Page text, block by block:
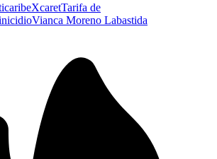
XcaretTarifa de
Vianca Moreno Labastida